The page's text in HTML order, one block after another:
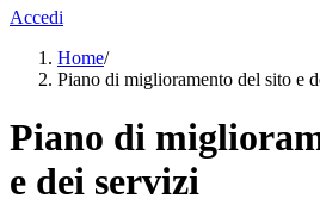
Accedi
Home/
Piano di miglioramento del sito e
Piano di
e dei servizi